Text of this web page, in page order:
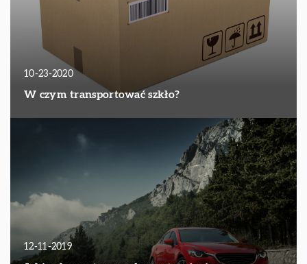
10-23-2020
W czym transportować szkło?
12-11-2019